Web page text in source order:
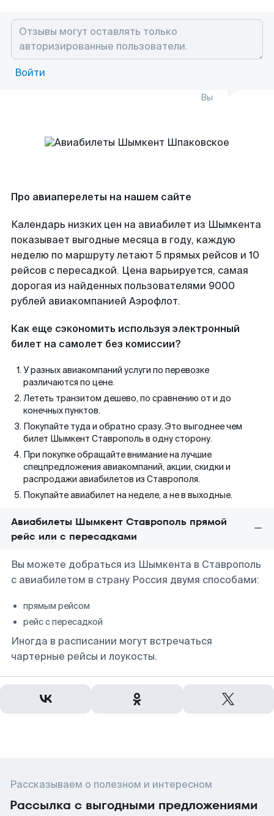
Войти
Вы
Про авиаперелеты на нашем сайте
Календарь низких цен на авиабилет из Шымкента
показывает выгодные месяца в году, каждую
неделю по маршруту летают 5 прямых рейсов и 10
рейсов с пересадкой. Цена варьируется, самая
дорогая из найденных пользователями 9000
рублей авиакомпанией Аэрофлот.
Как еще сэкономить используя электронный
билет на самолет без комиссии?
У разных авиакомпаний услуги по перевозке
различаются по цене.
Лететь транзитом дешево, по сравнению от и до
конечных пунктов.
Покупайте туда и обратно сразу. Это выгоднее чем
билет Шымкент Ставрополь в одну сторону.
При покупке обращайте внимание на лучшие
спецпредложения авиакомпаний, акции, скидки и
распродажи авиабилетов из Ставрополя.
Покупайте авиабилет на неделе, а не в выходные.
Авиабилеты Шымкент Ставрополь прямой
рейс или с пересадками
Вы можете добраться из Шымкента в Ставрополь
с авиабилетом в страну Россия двумя способами:
прямым рейсом
рейс с пересадкой
Иногда в расписании могут встречаться
чартерные рейсы и лоукосты.
Рассказываем о полезном и интересном
Рассылка с выгодными предложениями